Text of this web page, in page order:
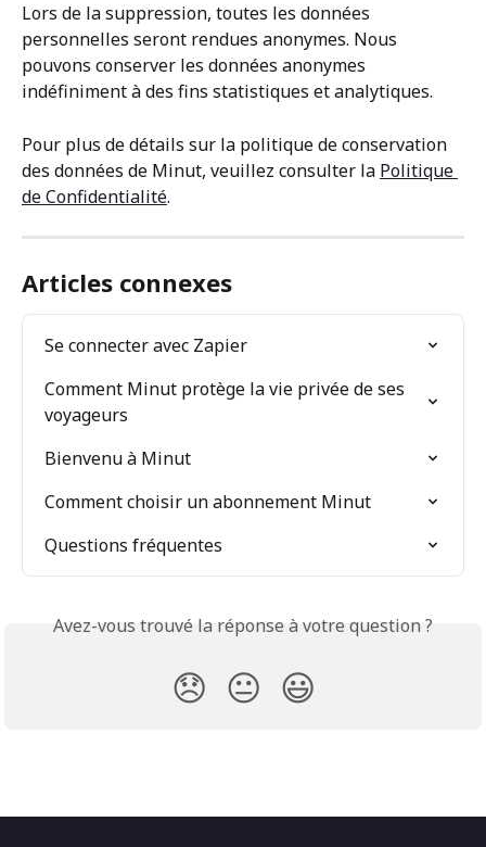
Lors de la suppression, toutes les données
personnelles seront rendues anonymes. Nous
pouvons conserver les données anonymes
indéfiniment à des fins statistiques et analytiques.
Pour plus de détails sur la politique de conservation
des données de Minut, veuillez consulter la Politique
de Confidentialité.
Articles connexes
Se connecter avec Zapier
Comment Minut protège la vie privée de ses
voyageurs
Bienvenu à Minut
Comment choisir un abonnement Minut
Questions fréquentes
Avez-vous trouvé la réponse à votre question ?
😞 😐 😃